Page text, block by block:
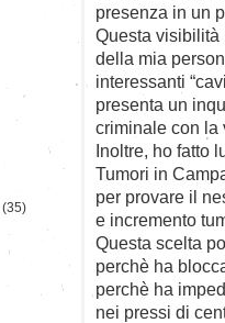
presenza in un
Questa visibilità
della mia
interessanti
presenta un
criminale con la
Inoltre, ho fatto
Tumori in
per provare il
e incremento
Questa scelta
perchè ha
perchè ha
nei pressi di
(35)